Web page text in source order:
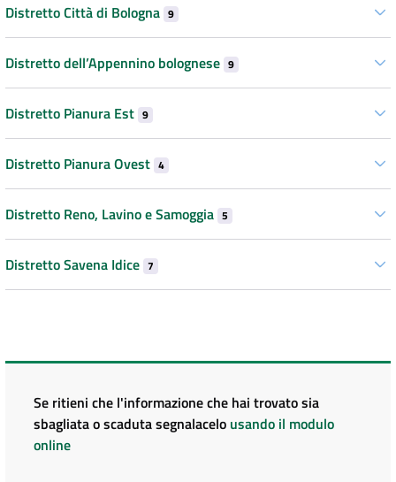
Distretto Città di Bologna 9
Distretto dell’Appennino bolognese 9
Distretto Pianura Est 9
Distretto Pianura Ovest 4
Distretto Reno, Lavino e Samoggia 5
Distretto Savena Idice 7
Se ritieni che l'informazione che hai trovato sia
sbagliata o scaduta segnalacelo usando il modulo
online